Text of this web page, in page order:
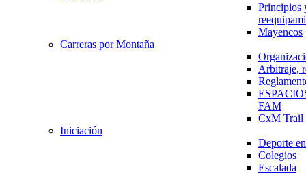
Principios
Mayencos
Carreras por Montaña
Arbitraje,
FAM
CxM
Iniciación
Deporte
Colegios
Escalada